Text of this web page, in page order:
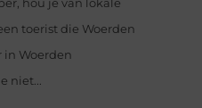
hou je van lokale
toerist die Woerden
in Woerden
niet...